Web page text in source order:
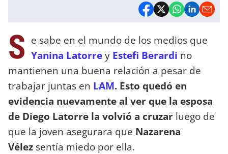
S e sabe en el mundo de los medios que
Yanina Latorrey Estefi Berardi no
mantienen una buena relación a pesar de
trabajar juntas en LAM. Esto quedó en
evidencia nuevamente al ver que la esposa
de Diego Latorre la volvió a cruzar luego de
que la joven asegurara que Nazarena
Vélez sentía miedo por ella.